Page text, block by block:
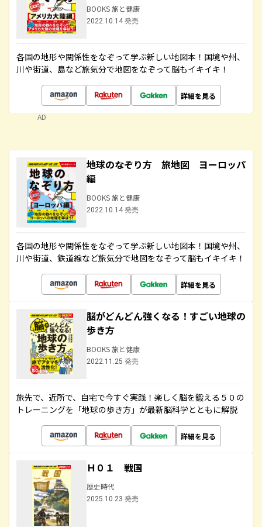
BOOKS 旅と健康
2022.10.14 発売
各国の地形や関係性をなぞって学ぶ新しい地図本！国境や州、
川や街道、島など旅気分で地図をなぞって脳もイキイキ！
詳細を見る
AD
地球のなぞり方 旅地図 ヨーロッパ
編
BOOKS 旅と健康
2022.10.14 発売
各国の地形や関係性をなぞって学ぶ新しい地図本！国境や州、
川や街道、鉄道線など旅気分で地図をなぞって脳もイキイキ！
詳細を見る
脳がどんどん強くなる！すごい地球の
歩き方
BOOKS 旅と健康
2022.11.25 発売
旅先で、近所で、自宅で今すぐ実践！楽しく脳を鍛える５０の
トレーニングを「地球の歩き方」が最新脳科学とともに解説
詳細を見る
Ｈ０１ 戦国
歴史時代
2025.10.23 発売